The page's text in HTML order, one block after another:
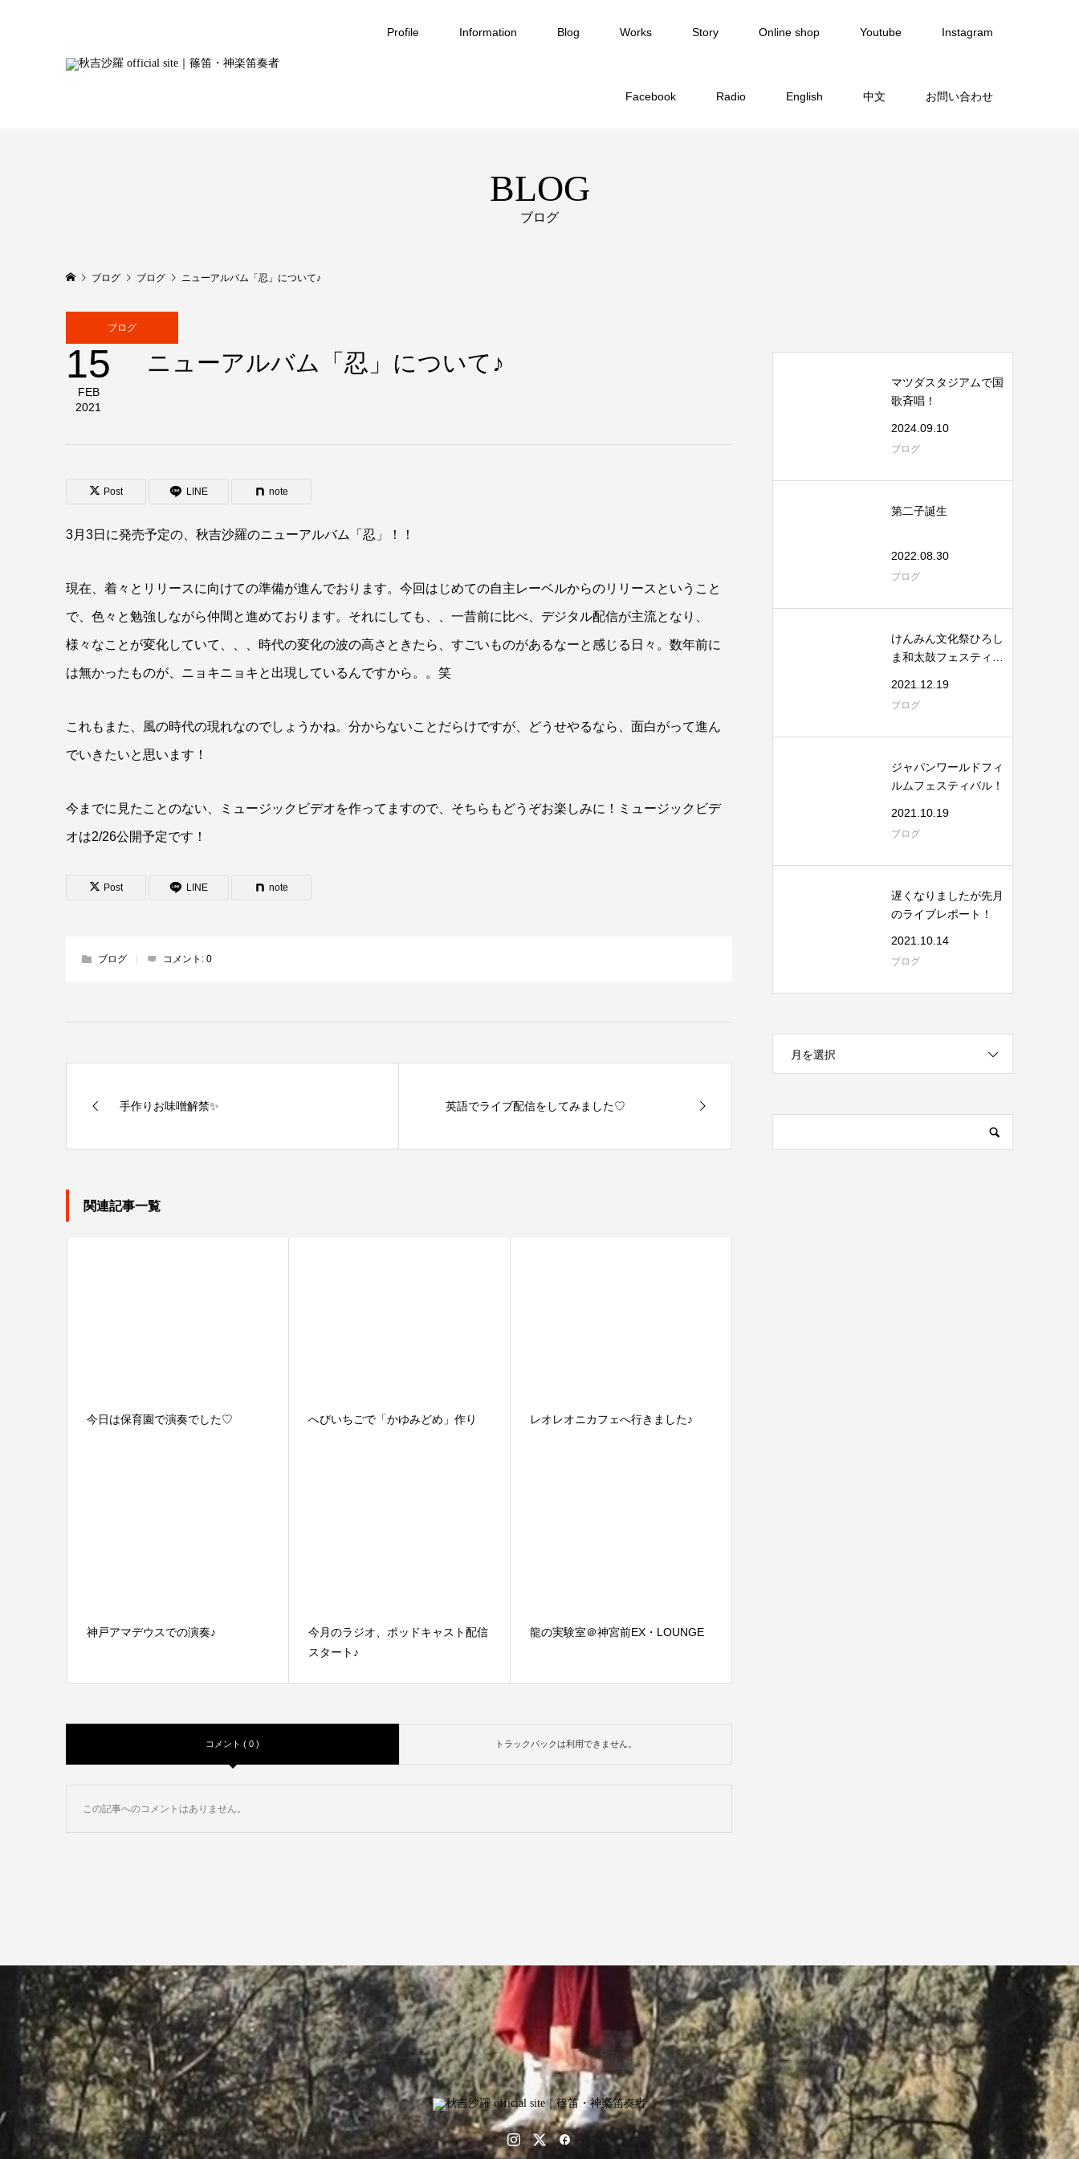
Profile Information Blog Works Story Online shop Youtube Instagram
Facebook Radio English 中文 お問い合わせ
BLOG
ブログ
ブログ ブログ ニューアルバム「忍」について♪
ブログ
15
FEB
2021
ニューアルバム「忍」について♪
Post LINE note
3月3日に発売予定の、秋吉沙羅のニューアルバム「忍」！！
現在、着々とリリースに向けての準備が進んでおります。今回はじめての自主レーベルからのリリースということ
で、色々と勉強しながら仲間と進めております。それにしても、、一昔前に比べ、デジタル配信が主流となり、
様々なことが変化していて、、、時代の変化の波の高さときたら、すごいものがあるなーと感じる日々。数年前に
は無かったものが、ニョキニョキと出現しているんですから。。笑
これもまた、風の時代の現れなのでしょうかね。分からないことだらけですが、どうせやるなら、面白がって進ん
でいきたいと思います！
今までに見たことのない、ミュージックビデオを作ってますので、そちらもどうぞお楽しみに！ミュージックビデ
オは2/26公開予定です！
Post LINE note
ブログ コメント: 0
手作りお味噌解禁✨ 英語でライブ配信をしてみました♡
関連記事一覧
今日は保育園で演奏でした♡ へびいちごで「かゆみどめ」作り レオレオニカフェへ行きました♪
神戸アマデウスでの演奏♪
今月のラジオ、ポッドキャスト配信
スタート♪
龍の実験室＠神宮前EX・LOUNGE
コメント ( 0 ) トラックバックは利用できません。
この記事へのコメントはありません。
マツダスタジアムで国
歌斉唱！
2024.09.10
ブログ
第二子誕生
2022.08.30
ブログ
けんみん文化祭ひろし
ま和太鼓フェスティバ
2021.12.19
ブログ
ジャパンワールドフィ
ルムフェスティバル！
2021.10.19
ブログ
遅くなりましたが先月
のライブレポート！
2021.10.14
ブログ
月を選択